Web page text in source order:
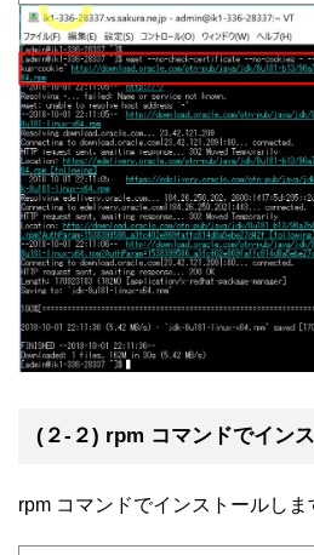
(２-２) rpm コマンドでインス
rpm コマンドでインストールしま